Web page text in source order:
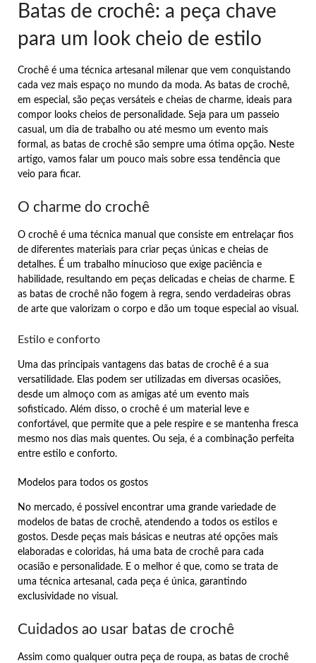
Batas de crochê: a peça chave
para um look cheio de estilo
Crochê é uma técnica artesanal milenar que vem conquistando
cada vez mais espaço no mundo da moda. As batas de crochê,
em especial, são peças versáteis e cheias de charme, ideais para
compor looks cheios de personalidade. Seja para um passeio
casual, um dia de trabalho ou até mesmo um evento mais
formal, as batas de crochê são sempre uma ótima opção. Neste
artigo, vamos falar um pouco mais sobre essa tendência que
veio para ficar.
O charme do crochê
O crochê é uma técnica manual que consiste em entrelaçar fios
de diferentes materiais para criar peças únicas e cheias de
detalhes. É um trabalho minucioso que exige paciência e
habilidade, resultando em peças delicadas e cheias de charme. E
as batas de crochê não fogem à regra, sendo verdadeiras obras
de arte que valorizam o corpo e dão um toque especial ao visual.
Estilo e conforto
Uma das principais vantagens das batas de crochê é a sua
versatilidade. Elas podem ser utilizadas em diversas ocasiões,
desde um almoço com as amigas até um evento mais
sofisticado. Além disso, o crochê é um material leve e
confortável, que permite que a pele respire e se mantenha fresca
mesmo nos dias mais quentes. Ou seja, é a combinação perfeita
entre estilo e conforto.
Modelos para todos os gostos
No mercado, é possível encontrar uma grande variedade de
modelos de batas de crochê, atendendo a todos os estilos e
gostos. Desde peças mais básicas e neutras até opções mais
elaboradas e coloridas, há uma bata de crochê para cada
ocasião e personalidade. E o melhor é que, como se trata de
uma técnica artesanal, cada peça é única, garantindo
exclusividade no visual.
Cuidados ao usar batas de crochê
Assim como qualquer outra peça de roupa, as batas de crochê